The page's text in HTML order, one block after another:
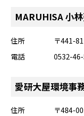
MARUHISA 小
住所
〒441-
電話
0532-
愛研大屋環境事
住所
〒484-